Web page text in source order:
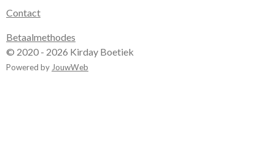
Contact
Betaalmethodes
© 2020 - 2026 Kirday Boetiek
Powered byJouwWeb